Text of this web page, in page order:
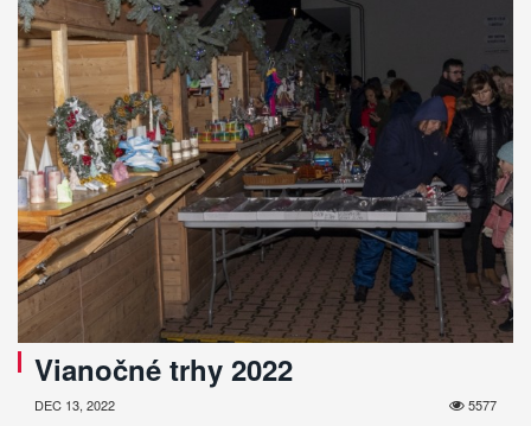
Vianočné trhy 2022
5577
DEC 13, 2022